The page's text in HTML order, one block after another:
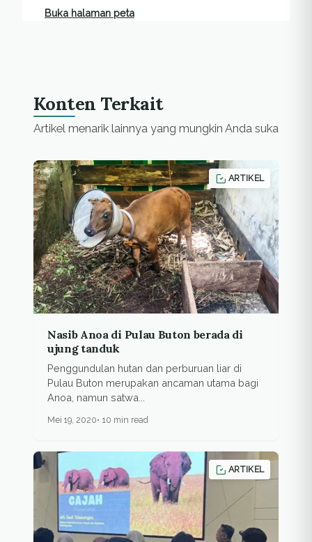
Buka halaman peta
Konten Terkait
Artikel menarik lainnya yang mungkin Anda suka
ARTIKEL
Nasib Anoa di Pulau Buton berada di
ujung tanduk
Penggundulan hutan dan perburuan liar di
Pulau Buton merupakan ancaman utama bagi
Anoa, namun satwa...
Mei 19, 2020 10 min read
ARTIKEL